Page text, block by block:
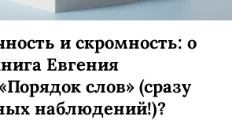
и скромность: о
Евгения
слов» (сразу
наблюдений!)?